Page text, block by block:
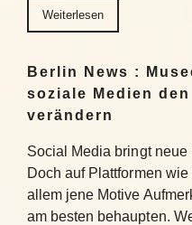
Weiterlesen
Berlin News :
soziale Medien
verändern
Social Media bringt
Doch auf Plattformen
allem jene Motive
am besten behaupten.